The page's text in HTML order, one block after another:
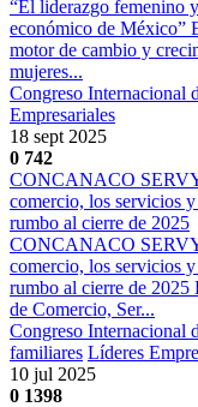
“El liderazgo femenino
económico de México”
motor de cambio y
mujeres...
Congreso Internacional
Empresariales
18 sept 2025
0 742
CONCANACO
comercio, los servicios
rumbo al cierre de 2025
CONCANACO
comercio, los servicios
rumbo al cierre de 2025
de Comercio, Ser...
Congreso Internacional
familiares Líderes
10 jul 2025
0 1398